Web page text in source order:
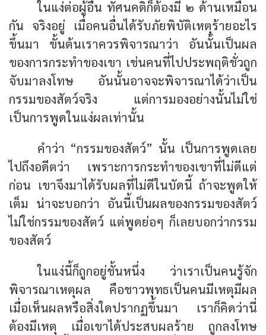
ในแง่ต่อผู้อื่น ทัศนคติก็ต้องมี ๒ ด้านเหมือน
กัน จริงอยู่ เมื่อคนอื่นได้รับภัยพิบัติเหตุร้ายอะไร
ขึ้นมา ขั้นต้นเราควรพิจารณาว่า อันนั้นเป็นผล
ของการกระทำของเขา เช่นคนที่ไปประพฤติชั่วถูก
จับมาลงโทษ อันนั้นอาจจะพิจารณาได้ว่าเป็น
กรรมของสัตว์จริง แต่การมองอย่างนั้นไม่ใช่
เป็นการพูดในแง่ผลเท่านั้น
คำว่า “กรรมของสัตว์” นั้น เป็นการพูดเลย
ไปถึงอดีตว่า เพราะการกระทำของเขาที่ไม่ดีแต่
ก่อน เขาจึงมาได้รับผลที่ไม่ดีในบัดนี้ ถ้าจะพูดให้
เต็ม น่าจะบอกว่า อันนี้เป็นผลของกรรมของสัตว์
ไม่ใช่กรรมของสัตว์ แต่พูดย่อๆ ก็เลยบอกว่ากรรม
ของสัตว์
ในแง่นี้ก็ถูกอยู่ชั้นหนึ่ง ว่าเราเป็นคนรู้จัก
พิจารณาเหตุผล คือชาวพุทธเป็นคนมีเหตุมีผล
เมื่อเห็นผลหรือสิ่งใดปรากฏขึ้นมา เราก็คิดว่านี่
ต้องมีเหตุ เมื่อเขาได้ประสบผลร้าย ถูกลงโทษ